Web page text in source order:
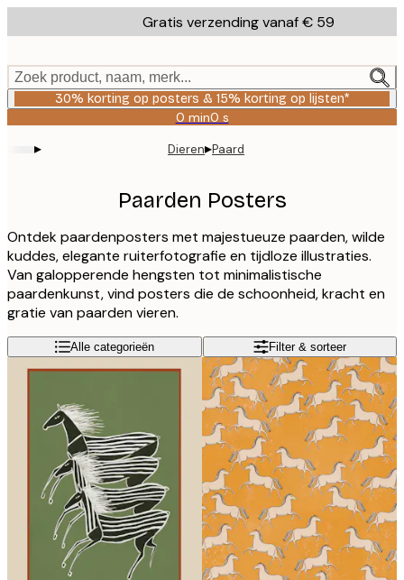
to
content.
Gratis verzending vanaf € 59
Zoek product, naam, merk...
30% korting op posters & 15% korting op lijsten*
0 min0 s
Geldig
tot:
2026-
06
▸ Dieren▸Paard
Paarden Posters
Ontdek paardenposters met majestueuze paarden, wilde
kuddes, elegante ruiterfotografie en tijdloze illustraties.
Van galopperende hengsten tot minimalistische
paardenkunst, vind posters die de schoonheid, kracht en
gratie van paarden vieren.
Alle categorieën Filter & sorteer